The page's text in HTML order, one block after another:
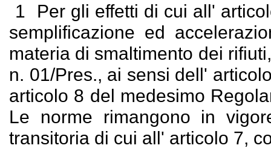
1
Per gli effetti di cui all'
semplificazione ed
materia di smaltimento dei
n. 01/Pres., ai sensi dell'
articolo 8 del medesimo
Le norme rimangono in
transitoria di cui all' articolo 7,